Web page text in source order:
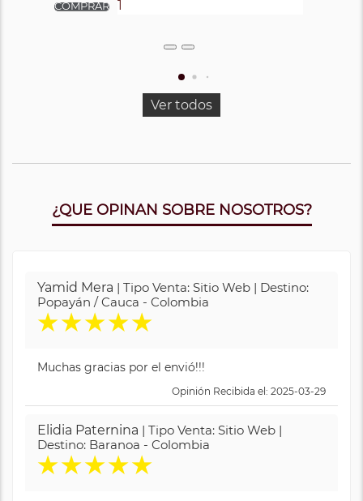
Ver todos
¿QUE OPINAN SOBRE NOSOTROS?
Yamid Mera | Tipo Venta: Sitio Web | Destino:
Popayán / Cauca - Colombia
★★★★★
Muchas gracias por el envió!!!
Opinión Recibida el: 2025-03-29
Elidia Paternina | Tipo Venta: Sitio Web |
Destino: Baranoa - Colombia
★★★★★